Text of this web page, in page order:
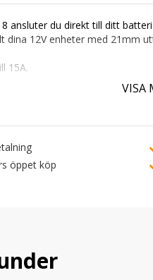
ansluter du direkt till ditt
dina 12V enheter med 21mm
15A.
VISA
öppet köp